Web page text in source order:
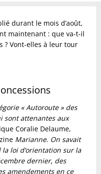
durant le mois d’août,
maintenant : que va-t-il
? Vont-elles à leur tour
« Autoroute » des
sont attenantes aux
Coralie Delaume,
Marianne. On savait
loi d’orientation sur la
dernier, des
amendements en ce